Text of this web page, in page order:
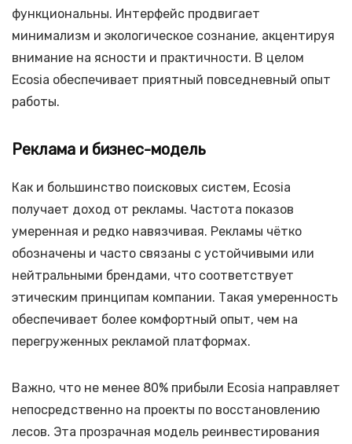
функциональны. Интерфейс продвигает
минимализм и экологическое сознание, акцентируя
внимание на ясности и практичности. В целом
Ecosia обеспечивает приятный повседневный опыт
работы.
Реклама и бизнес-модель
Как и большинство поисковых систем, Ecosia
получает доход от рекламы. Частота показов
умеренная и редко навязчивая. Рекламы чётко
обозначены и часто связаны с устойчивыми или
нейтральными брендами, что соответствует
этическим принципам компании. Такая умеренность
обеспечивает более комфортный опыт, чем на
перегруженных рекламой платформах.
Важно, что не менее 80% прибыли Ecosia направляет
непосредственно на проекты по восстановлению
лесов. Эта прозрачная модель реинвестирования